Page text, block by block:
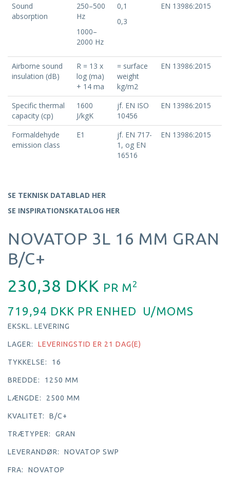
Sound
absorption
250–500
Hz
1000–
2000 Hz
0,1
0,3
EN 13986:2015
Airborne sound
insulation (dB)
R = 13 x
log (ma)
+ 14 ma
= surface
weight
kg/m2
EN 13986:2015
Specific thermal
capacity (cp)
1600
J/kgK
jf. EN ISO
10456
EN 13986:2015
Formaldehyde
emission class
E1
jf. EN 717-
1, og EN
16516
EN 13986:2015
SE TEKNISK DATABLAD HER
SE INSPIRATIONSKATALOG HER
NOVATOP 3L 16 MM GRAN
B/C+
230,38 DKK PR M2
719,94 DKK PR ENHED U/MOMS
EKSKL. LEVERING
LAGER: LEVERINGSTID ER 21 DAG(E)
TYKKELSE: 16
BREDDE: 1250 MM
LÆNGDE: 2500 MM
KVALITET: B/C+
TRÆTYPER: GRAN
LEVERANDØR: NOVATOP SWP
FRA: NOVATOP